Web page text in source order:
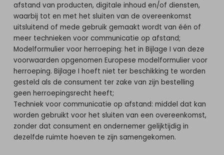
afstand van producten, digitale inhoud en/of diensten,
waarbij tot en met het sluiten van de overeenkomst
uitsluitend of mede gebruik gemaakt wordt van één of
meer technieken voor communicatie op afstand;
Modelformulier voor herroeping: het in Bijlage I van deze
voorwaarden opgenomen Europese modelformulier voor
herroeping. Bijlage I hoeft niet ter beschikking te worden
gesteld als de consument ter zake van zijn bestelling
geen herroepingsrecht heeft;
Techniek voor communicatie op afstand: middel dat kan
worden gebruikt voor het sluiten van een overeenkomst,
zonder dat consument en ondernemer gelijktijdig in
dezelfde ruimte hoeven te zijn samengekomen.